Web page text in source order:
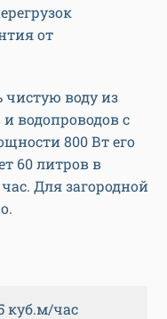
от
чистую воду из
водопроводов с
800 Вт его
60 литров в
Для загородной
куб.м/час